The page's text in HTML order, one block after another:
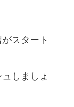
スタート
しましょ